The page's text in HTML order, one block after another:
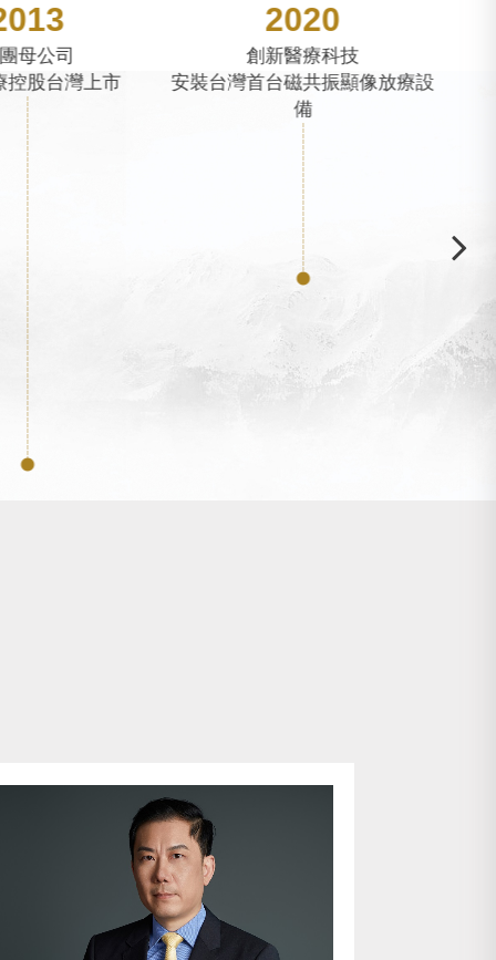
醫療科技
共振顯像放療設
備
2022
合富（中國）醫療科技股份有限
公司
上交所A股主板上市